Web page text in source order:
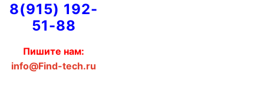
8(915) 192-
51-88
Пишите нам:
info@Find-tech.ru